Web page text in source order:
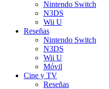
Nintendo Switch
N3DS
Wii U
Reseñas
Nintendo Switch
N3DS
Wii U
Móvil
Cine y TV
Reseñas